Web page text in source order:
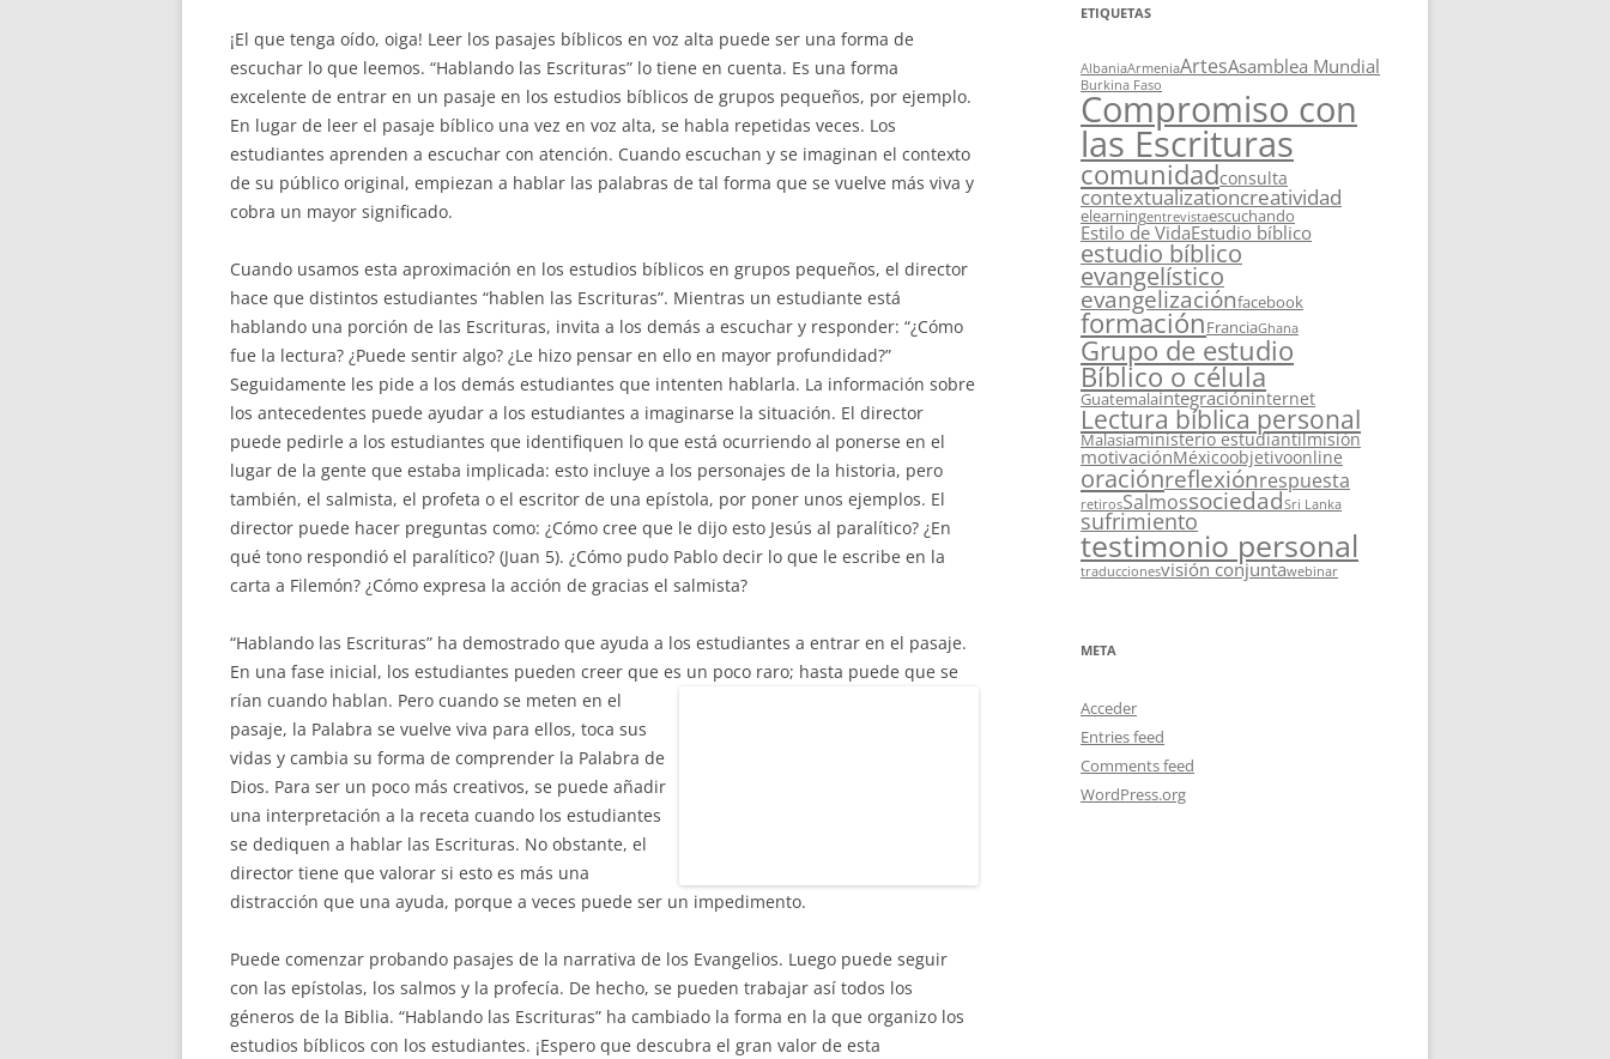
¡El que tenga oído, oiga! Leer los pasajes bíblicos en voz alta puede ser una forma de
escuchar lo que leemos. “Hablando las Escrituras” lo tiene en cuenta. Es una forma
excelente de entrar en un pasaje en los estudios bíblicos de grupos pequeños, por ejemplo.
En lugar de leer el pasaje bíblico una vez en voz alta, se habla repetidas veces. Los
estudiantes aprenden a escuchar con atención. Cuando escuchan y se imaginan el contexto
de su público original, empiezan a hablar las palabras de tal forma que se vuelve más viva y
cobra un mayor significado.
Cuando usamos esta aproximación en los estudios bíblicos en grupos pequeños, el director
hace que distintos estudiantes “hablen las Escrituras”. Mientras un estudiante está
hablando una porción de las Escrituras, invita a los demás a escuchar y responder: “¿Cómo
fue la lectura? ¿Puede sentir algo? ¿Le hizo pensar en ello en mayor profundidad?”
Seguidamente les pide a los demás estudiantes que intenten hablarla. La información sobre
los antecedentes puede ayudar a los estudiantes a imaginarse la situación. El director
puede pedirle a los estudiantes que identifiquen lo que está ocurriendo al ponerse en el
lugar de la gente que estaba implicada: esto incluye a los personajes de la historia, pero
también, el salmista, el profeta o el escritor de una epístola, por poner unos ejemplos. El
director puede hacer preguntas como: ¿Cómo cree que le dijo esto Jesús al paralítico? ¿En
qué tono respondió el paralítico? (Juan 5). ¿Cómo pudo Pablo decir lo que le escribe en la
carta a Filemón? ¿Cómo expresa la acción de gracias el salmista?
“Hablando las Escrituras” ha demostrado que ayuda a los estudiantes a entrar en el pasaje.
En una fase inicial, los estudiantes pueden creer que es un poco raro; hasta puede que se
rían cuando hablan. Pero cuando se meten en el
pasaje, la Palabra se vuelve viva para ellos, toca sus
vidas y cambia su forma de comprender la Palabra de
Dios. Para ser un poco más creativos, se puede añadir
una interpretación a la receta cuando los estudiantes
se dediquen a hablar las Escrituras. No obstante, el
director tiene que valorar si esto es más una
distracción que una ayuda, porque a veces puede ser un impedimento.
Puede comenzar probando pasajes de la narrativa de los Evangelios. Luego puede seguir
con las epístolas, los salmos y la profecía. De hecho, se pueden trabajar así todos los
géneros de la Biblia. “Hablando las Escrituras” ha cambiado la forma en la que organizo los
estudios bíblicos con los estudiantes. ¡Espero que descubra el gran valor de esta
ETIQUETAS
AlbaniaArmeniaArtesAsamblea Mundial
Burkina Faso
Compromiso con
las Escrituras
comunidadconsulta
contextualizationcreatividad
elearningentrevistaescuchando
Estilo de VidaEstudio bíblico
estudio bíblico
evangelístico
evangelizaciónfacebook
formaciónFranciaGhana
Grupo de estudio
Bíblico o célula
Guatemalaintegracióninternet
Lectura bíblica personal
Malasiaministerio estudiantilmisión
motivaciónMéxicoobjetivoonline
oraciónreflexiónrespuesta
retirosSalmossociedadSri Lanka
sufrimiento
testimonio personal
traduccionesvisión conjuntawebinar
META
Acceder
Entries feed
Comments feed
WordPress.org